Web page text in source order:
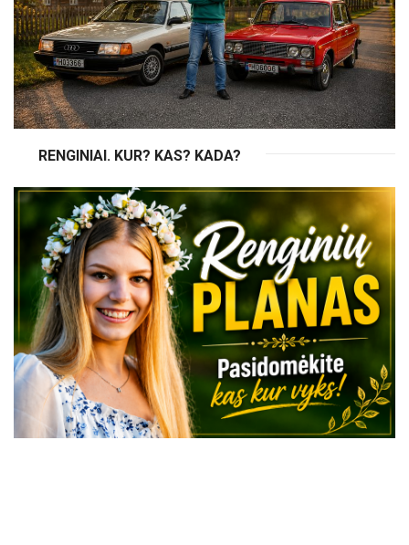
RENGINIAI. KUR? KAS? KADA?